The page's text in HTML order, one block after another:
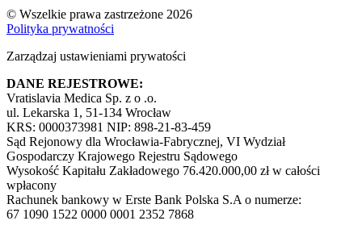
© Wszelkie prawa zastrzeżone 2026
Polityka prywatności
Zarządzaj ustawieniami prywatości
DANE REJESTROWE:
Vratislavia Medica Sp. z o .o.
ul. Lekarska 1, 51-134 Wrocław
KRS: 0000373981 NIP: 898-21-83-459
Sąd Rejonowy dla Wrocławia-Fabrycznej, VI Wydział
Gospodarczy Krajowego Rejestru Sądowego
Wysokość Kapitału Zakładowego 76.420.000,00 zł w całości
wpłacony
Rachunek bankowy w Erste Bank Polska S.A o numerze:
67 1090 1522 0000 0001 2352 7868